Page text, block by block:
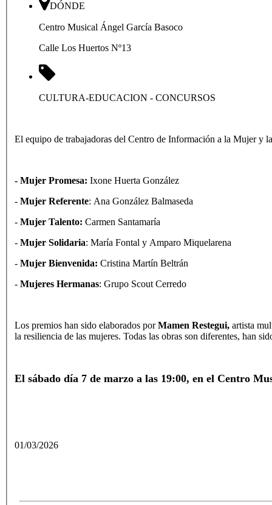
DÓNDE
Centro Musical Ángel García Basoco
Calle Los Huertos Nº13
CULTURA-EDUCACION - CONCURSOS
El equipo de trabajadoras del Centro de Información a la Mujer y
- Mujer Promesa: Ixone Huerta González
- Mujer Referente: Ana González Balmaseda
- Mujer Talento: Carmen Santamaría
- Mujer Solidaria: María Fontal y Amparo Miquelarena
- Mujer Bienvenida: Cristina Martín Beltrán
- Mujeres Hermanas: Grupo Scout Cerredo
Los premios han sido elaborados porMamen Restegui, artista
la resiliencia de las mujeres. Todas las obras son diferentes, han
El sábado día 7 de marzo a las 19:00, en el Centro
01/03/2026